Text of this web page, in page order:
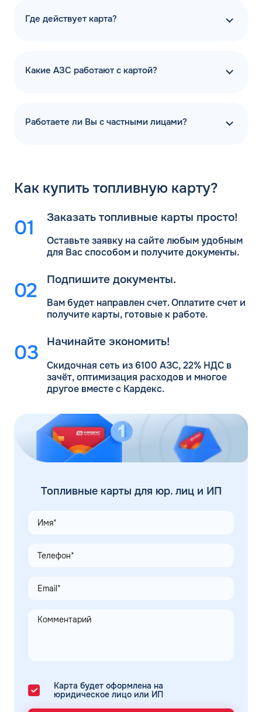
Где действует карта?
Какие АЗС работают с картой?
Работаете ли Вы с частными лицами?
Как купить топливную карту?
Заказать топливные карты просто!
Оставьте заявку на сайте любым удобным
для Васспособом и получите документы.
Подпишите документы.
Вам будет направлен счет. Оплатите счет и
получите карты, готовые к работе.
Начинайте экономить!
Скидочная сеть из 6100 АЗС, 22% НДС в
зачёт, оптимизация расходов и многое
другое вместе с Кардекс.
Топливные карты для юр. лиц и ИП
Карта будет оформлена на
юридическое лицо или ИП